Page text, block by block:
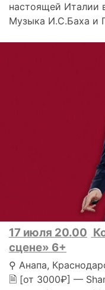
настоящей Италии
Музыка И.С.Баха и
17 июля 20.00
сцене» 6+
⚲ Анапа,
🗎 [от 3000₽] —